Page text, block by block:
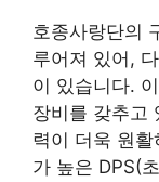
호종사랑단의
루어져 있어,
이 있습니다.
장비를 갖추고
력이 더욱 원
가 높은 DPS(